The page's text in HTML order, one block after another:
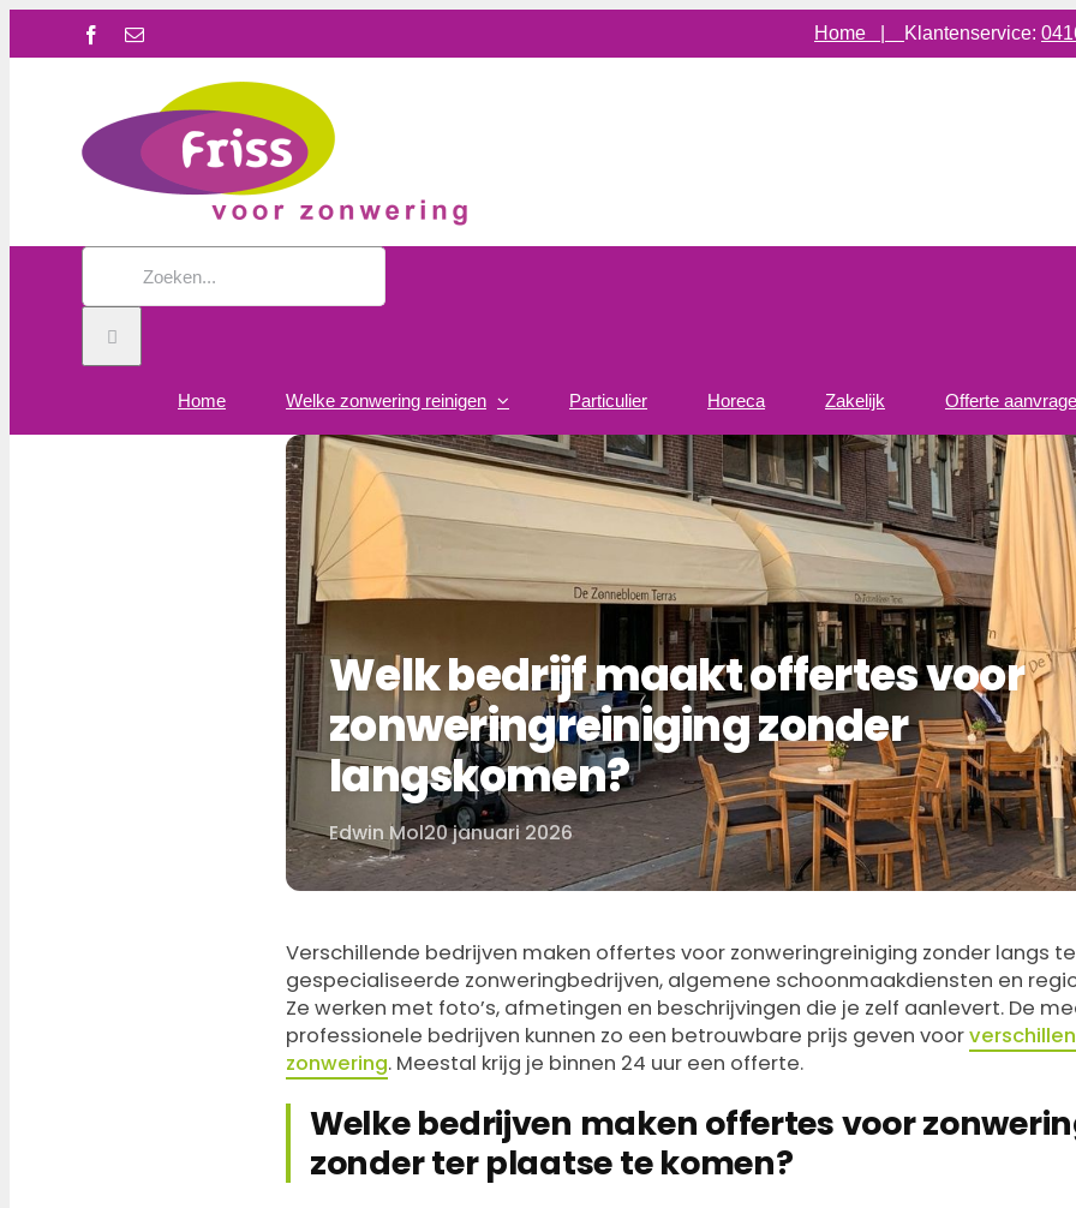
Facebook
E-
Home | Klantenservice:
Zoeken
Home Welke zonwering reinigen Particulier Horeca Zakelijk Offerte
Welk bedrijf maakt offertes voor
zonweringreiniging zonder
langskomen?
Door
Edwin Mol20 januari 2026
Verschillende bedrijven maken offertes voor zonweringreiniging zonder langs
gespecialiseerde zonweringbedrijven, algemene schoonmaakdiensten en
Ze werken met foto’s, afmetingen en beschrijvingen die je zelf aanlevert. De
professionele bedrijven kunnen zo een betrouwbare prijs geven voor
zonwering. Meestal krijg je binnen 24 uur een offerte.
Welke bedrijven maken offertes voor
zonder ter plaatse te komen?